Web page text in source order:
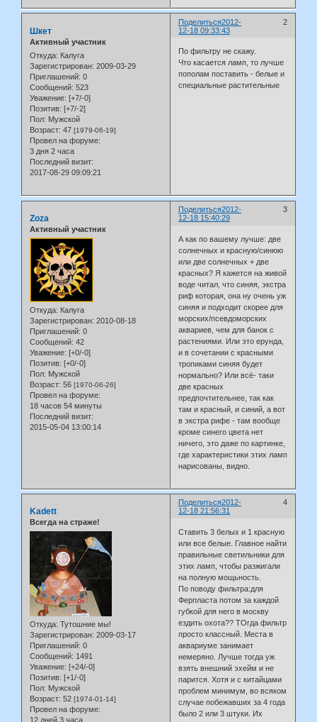
Поделиться 2
2012-
12-18 09:33:43
Шкет
Активный участник
Откуда: Калуга
Зарегистрирован: 2009-03-29
Приглашений: 0
Сообщений: 523
Уважение: [+7/-0]
Позитив: [+7/-2]
Пол: Мужской
Возраст: 47 [1979-06-19]
Провел на форуме:
3 дня 2 часа
Последний визит:
2017-08-29 09:09:21
По фильтру не скажу.
Что касается ламп, то лучше
пополам поставить - белые и
специальные растительные
Поделиться 3
2012-
12-18 15:40:29
Zoza
Активный участник
Откуда: Калуга
Зарегистрирован: 2010-08-18
Приглашений: 0
Сообщений: 42
Уважение: [+0/-0]
Позитив: [+0/-0]
Пол: Мужской
Возраст: 56 [1970-06-26]
Провел на форуме:
18 часов 54 минуты
Последний визит:
2015-05-04 13:00:14
А как по вашему лучше: две
солнечных и красную/синюю
или две солнечных + две
красных? Я кажется на живой
воде читал, что синяя, экстра
риф которая, она ну очень уж
синяя и подходит скорее для
морских/псевдоморских
аквариев, чем для банок с
растениями. Или это ерунда,
и в сочетании с красными
тропиками синяя будет
нормально? Или всё- таки
две красных
предпочтительнее, так как
там и красный, и синий, а вот
в экстра рифе - там вообще
кроме синего цвета нет
ничего, это даже по картинке,
где характеристики этих ламп
нарисованы, видно.
Поделиться 4
2012-
12-18 21:56:31
Kadett
Всегда на страже!
Откуда: Тутошние мы!
Зарегистрирован: 2009-03-17
Приглашений: 0
Сообщений: 1491
Уважение: [+24/-0]
Позитив: [+1/-0]
Пол: Мужской
Возраст: 52 [1974-01-14]
Провел на форуме:
12 дней 3 часа
Ставить 3 белых и 1 красную
или все белые. Главное найти
правильные светильники для
этих ламп, чтобы разжигали
на полную мощьность.
По поводу фильтра:для
Ферпласта потом за каждой
губкой для него в москву
ездить охота?? ТОгда фильтр
просто классный. Места в
аквариуме занимает
немеряно. Лучше тогда уж
взять внешний эхейм и не
парится. Хотя и с китайцами
проблем минимум, во всяком
случае побежавших за 4 года
было 2 или 3 штуки. Их